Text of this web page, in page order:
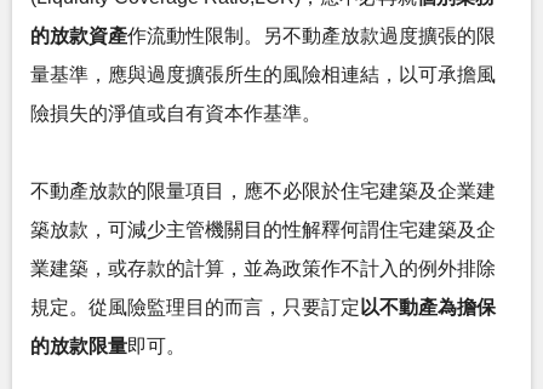
的放款資產作流動性限制。另不動產放款過度擴張的限
量基準，應與過度擴張所生的風險相連結，以可承擔風
險損失的淨值或自有資本作基準。
不動產放款的限量項目，應不必限於住宅建築及企業建
築放款，可減少主管機關目的性解釋何謂住宅建築及企
業建築，或存款的計算，並為政策作不計入的例外排除
規定。從風險監理目的而言，只要訂定 以不動產為擔保
的放款限量即可。